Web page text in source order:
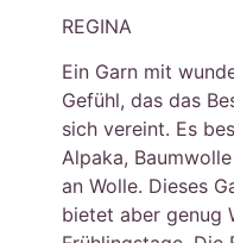
REGINA
Ein Garn mit
Gefühl, das das
sich vereint. Es
Alpaka,
an Wolle. Dieses
bietet aber genug